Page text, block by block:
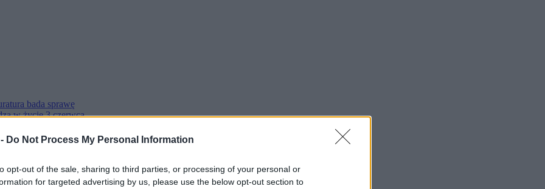
Do Not Process My Personal Information
opt-out of the sale, sharing to third parties, or processing of your personal or
for targeted advertising by us, please use the below opt-out section to
bada sprawę
w życie 3 czerwca
zawiesinę
w przyszłym tygodniu
wyrok
ruchy
się Polska
rozmowę”